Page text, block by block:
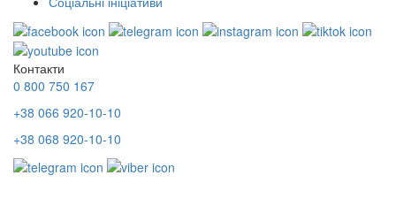
Контакти
0 800 750 167
+38 066 920-10-10
+38 068 920-10-10